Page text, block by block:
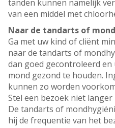
tanden kunnen namelijk
van een middel met
Naar de tandarts of
Ga met uw kind of cliënt
naar de tandarts of
dan goed gecontroleerd
mond gezond te houden.
kunnen zo worden
Stel een bezoek niet
De tandarts of
hij de frequentie van het